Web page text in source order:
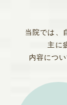
当院では、
主に
内容につ